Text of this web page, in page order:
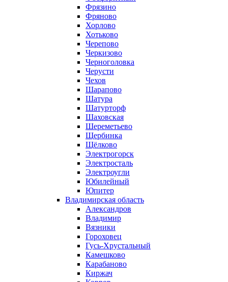
Фрязино
Фряново
Хорлово
Хотьково
Черепово
Черкизово
Черноголовка
Черусти
Чехов
Шарапово
Шатура
Шатурторф
Шаховская
Шереметьево
Щербинка
Щёлково
Электрогорск
Электросталь
Электроугли
Юбилейный
Юпитер
Владимирская область
Александров
Владимир
Вязники
Гороховец
Гусь-Хрустальный
Камешково
Карабаново
Киржач